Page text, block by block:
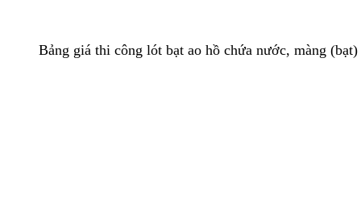
Bảng giá thi công lót bạt ao hồ chứa nước, màng